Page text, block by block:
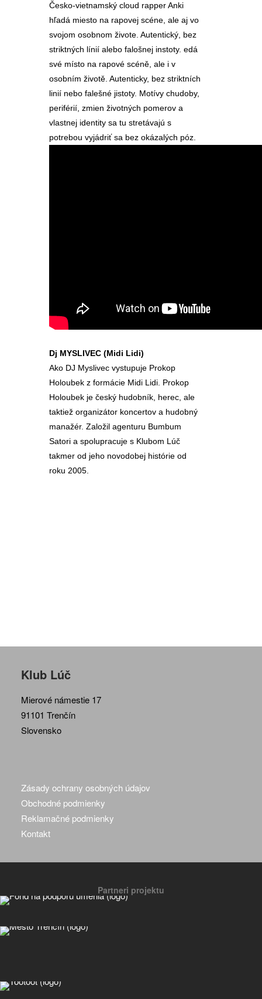
Česko-vietnamský cloud rapper Anki
hľadá miesto na rapovej scéne, ale aj vo
svojom osobnom živote. Autentický, bez
striktných línií alebo falošnej instoty. edá
své místo na rapové scéně, ale i v
osobním životě. Autenticky, bez striktních
linií nebo falešné jistoty. Motívy chudoby,
periférií, zmien životných pomerov a
vlastnej identity sa tu stretávajú s
potrebou vyjádriť sa bez okázalých póz.
Dj MYSLIVEC (Midi Lidi)
Ako DJ Myslivec vystupuje Prokop
Holoubek z formácie Midi Lidi. Prokop
Holoubek je český hudobník, herec, ale
taktiež organizátor koncertov a hudobný
manažér. Založil agenturu Bumbum
Satori a spolupracuje s Klubom Lúč
takmer od jeho novodobej histórie od
roku 2005.
Klub Lúč
Mierové námestie 17
91101 Trenčín
Slovensko
Zásady ochrany osobných údajov
Obchodné podmienky
Reklamačné podmienky
Kontakt
Partneri projektu